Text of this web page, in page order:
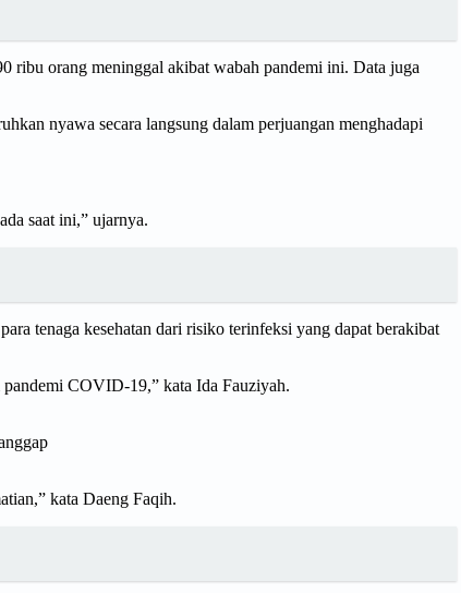
ribu orang meninggal akibat wabah pandemi ini. Data juga
nyawa secara langsung dalam perjuangan menghadapi
saat ini,” ujarnya.
tenaga kesehatan dari risiko terinfeksi yang dapat berakibat
pandemi COVID-19,” kata Ida Fauziyah.
kata Daeng Faqih.